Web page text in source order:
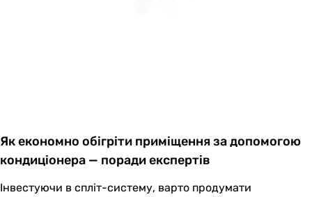
Як економно обігріти приміщення за допомогою
кондиціонера — поради експертів
Інвестуючи в спліт-систему, варто продумати